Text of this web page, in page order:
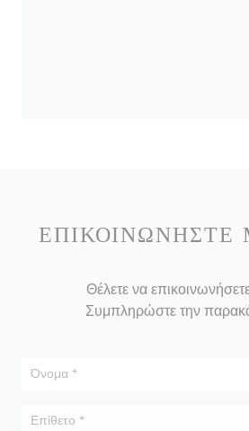
ΕΠΙΚΟΙΝΩΝΉΣΤΕ
Θέλετε να
Συμπληρώστε την